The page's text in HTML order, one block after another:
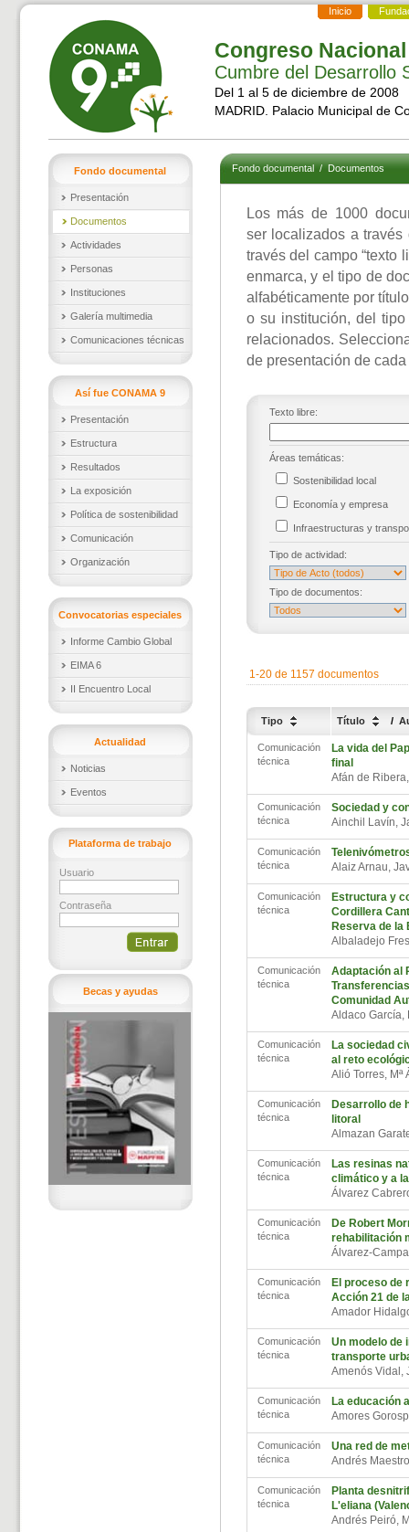
Inicio
Congreso
Cumbre del Desarrollo
Del 1 al 5 de diciembre de 2008
MADRID. Palacio Municipal de
Fondo documental
Presentación
Documentos
Actividades
Personas
Instituciones
Galería multimedia
Comunicaciones técnicas
Así fue CONAMA 9
Presentación
Estructura
Resultados
La exposición
Política de sostenibilidad
Comunicación
Organización
Convocatorias especiales
Informe Cambio Global
EIMA 6
II Encuentro Local
Actualidad
Noticias
Eventos
Plataforma de trabajo
Usuario
Contraseña
Becas y ayudas
Fondo documental/Documentos
Los más de 1000
ser localizados a
través del campo “texto
enmarca, y el tipo de
alfabéticamente por
o su institución, del
relacionados.
de presentación de
Texto libre:
Áreas temáticas:
Sostenibilidad local
Economía y empresa
Infraestructuras y
Tipo de actividad:
Tipo de documentos:
1-20 de 1157 documentos
Tipo Título /
Comunicación
técnica
La vida del
final
Afán de
Comunicación
técnica
Sociedad y
Ainchil Lavín,
Comunicación
técnica
Alaiz Arnau,
Comunicación
técnica
Estructura y
Cordillera
Reserva de la
Albaladejo
Comunicación
técnica
Adaptación al
Comunidad
Aldaco
Comunicación
técnica
La sociedad
al reto
Alió Torres,
Comunicación
técnica
Desarrollo de
litoral
Almazan
Comunicación
técnica
Las resinas
climático y a
Álvarez
Comunicación
técnica
De Robert
rehabilitación
Álvarez-
Comunicación
técnica
El proceso de
Acción 21 de
Amador
Comunicación
técnica
Un modelo de
transporte
Amenós
Comunicación
técnica
La educación
Amores
Comunicación
técnica
Una red de
Andrés
Comunicación
técnica
Planta
L'eliana
Andrés Peiró,